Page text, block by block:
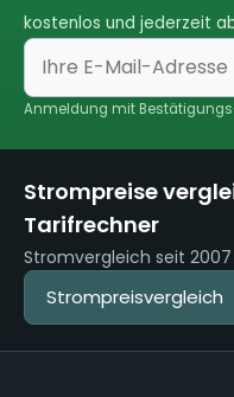
kostenlos und jederzeit
Anmeldung mit
Strompreise
Tarifrechner
Stromvergleich seit 2007
Strompreisvergleich